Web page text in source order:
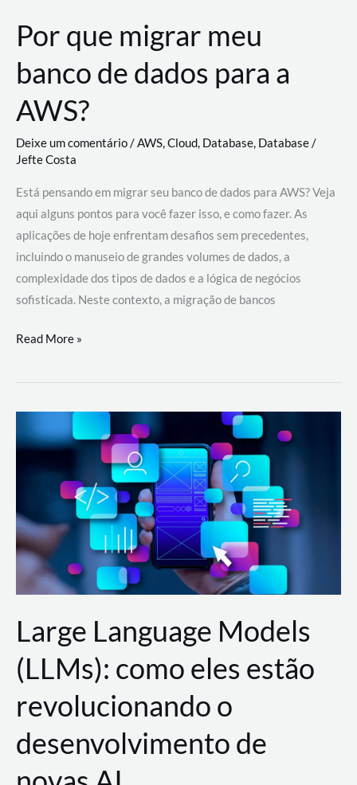
Por que migrar meu
banco de dados para a
AWS?
Deixe um comentário/AWS,Cloud, Database, Database/
Jefte Costa
Está pensando em migrar seu banco de dados para AWS? Veja
aqui alguns pontos para você fazer isso, e como fazer. As
aplicações de hoje enfrentam desafios sem precedentes,
incluindo o manuseio de grandes volumes de dados, a
complexidade dos tipos de dados e a lógica de negócios
sofisticada. Neste contexto, a migração de bancos
Por
migrar
de
a
AWS?
Read More »
Large Language Models
(LLMs): como eles estão
revolucionando o
desenvolvimento de